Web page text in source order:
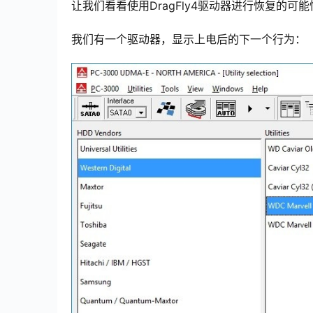
让我们看看使用DragFly4驱动器进行恢复的可能
我们有一个驱动器，显示上电后的下一个行为：